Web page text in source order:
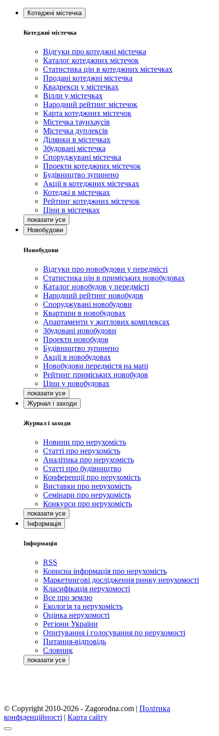
Котеджні містечка
Котеджні містечка
Відгуки про котеджні містечка
Каталог котеджних містечок
Статистика цін в котеджних містечках
Продані котеджні містечка
Квадрекси у містечках
Вілли у містечках
Народний рейтинг містечок
Карта котеджних містечок
Містечка таунхаусів
Містечка дуплексів
Ділянки в містечках
Збудовані містечка
Споруджувані містечка
Проекти котеджних містечок
Будівництво зупинено
Акції в котеджних містечках
Котеджі в містечках
Рейтинг котеджних містечок
Ціни в містечках
Новобудови
Новобудови
Відгуки про новобудови у передмісті
Статистика цін в приміських новобудовах
Каталог новобудов у передмісті
Народний рейтинг новобудов
Споруджувані новобудови
Квартири в новобудовах
Апартаменти у житлових комплексах
Збудовані новобудови
Проекти новобудов
Будівництво зупинено
Акції в новобудовах
Новобудови передмістя на мапі
Рейтинг приміських новобудов
Ціни у новобудовах
Журнал і заходи
Журнал і заходи
Новини про нерухомість
Статті про нерухомість
Аналітика про нерухомість
Статті про будівництво
Конференції про нерухомість
Виставки про нерухомість
Семінари про нерухомість
Конкурси про нерухомість
Інформація
Інформація
RSS
Корисна інформація про нерухомість
Маркетингові дослідження ринку нерухомості
Класифікація нерухомості
Все про землю
Екологія та нерухомість
Оцінка нерухомості
Регіони України
Опитування і голосування по нерухомості
Питання-відповідь
Словник
© Copyright 2010-2026 - Zagorodna.com | Політика
конфіденційності | Карта сайту